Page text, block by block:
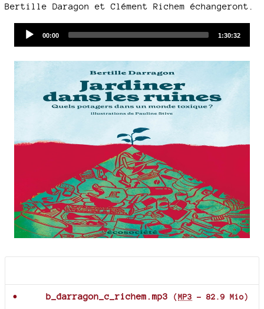
Bertille Daragon et Clément Richem échangeront.
Current
00:00
Total
1:30:32
b_darragon_c_richem.mp3 (MP3 - 82.9 Mio)